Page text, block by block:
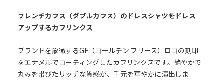
フレンチカフス（ダブルカフス）のドレスシャツをドレス
アップするカフリンクス
ブランドを象徴するGF（ゴールデン フリース）ロゴの刻印
をエナメルでコーティングしたカフリンクスです。艶やかで
丸みを帯びたリッチな質感が、手元を華やかに演出しま